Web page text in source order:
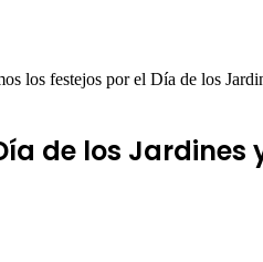
los festejos por el Día de los
de los